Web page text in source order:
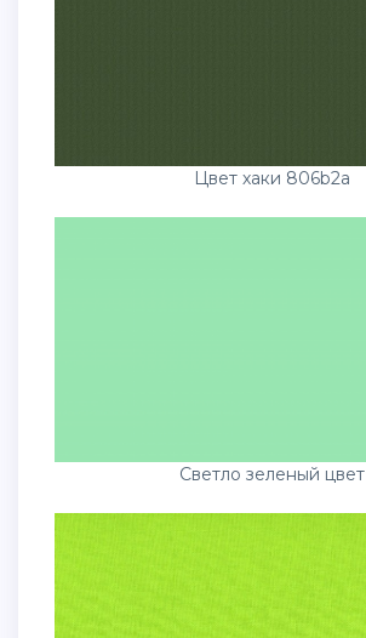
Цвет хаки 806b2a
Светло зеленый цвет